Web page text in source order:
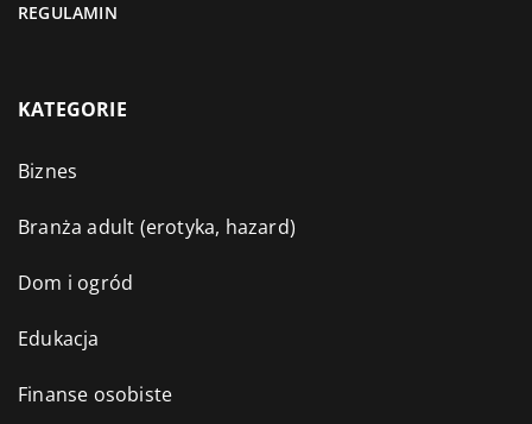
REGULAMIN
KATEGORIE
Biznes
Branża adult (erotyka, hazard)
Dom i ogród
Edukacja
Finanse osobiste